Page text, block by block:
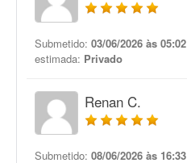
Submetido: 03/06/2026 às 05:02
estimada: Privado
Renan C.
Submetido: 08/06/2026 às 16:33